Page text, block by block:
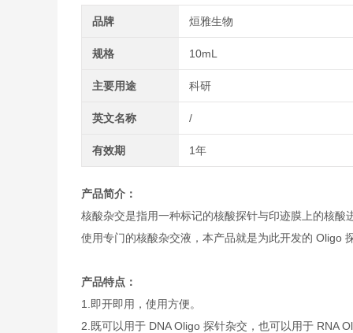
品牌 烜雅生物
规格 10mL
主要用途 科研
英文名称 /
有效期 1年
产品简介：
核酸杂交是指用一种标记的核酸探针与印迹膜上的核
使用专门的核酸杂交液，本产品就是为此开发的 Oligo
产品特点：
1.即开即用，使用方便。
2.既可以用于 DNA Oligo 探针杂交，也可以用于 RNA